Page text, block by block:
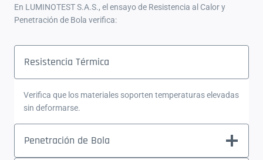
En LUMINOTEST S.A.S., el ensayo de Resistencia al Calor y
Penetración de Bola verifica:
Resistencia Térmica
Verifica que los materiales soporten temperaturas elevadas
sin deformarse.
Penetración de Bola